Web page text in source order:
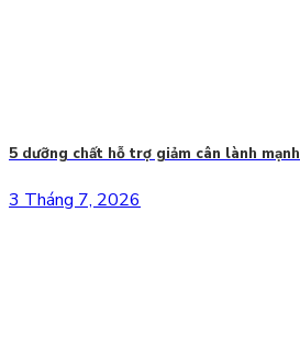
5 dưỡng chất hỗ trợ giảm cân lành mạnh
3 Tháng 7, 2026